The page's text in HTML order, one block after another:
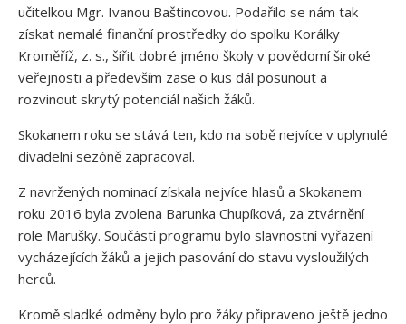
učitelkou Mgr. Ivanou Baštincovou. Podařilo se nám tak
získat nemalé finanční prostředky do spolku Korálky
Kroměříž, z. s., šířit dobré jméno školy v povědomí široké
veřejnosti a především zase o kus dál posunout a
rozvinout skrytý potenciál našich žáků.
Skokanem roku se stává ten, kdo na sobě nejvíce v uplynulé
divadelní sezóně zapracoval.
Z navržených nominací získala nejvíce hlasů a Skokanem
roku 2016 byla zvolena Barunka Chupíková, za ztvárnění
role Marušky. Součástí programu bylo slavnostní vyřazení
vycházejících žáků a jejich pasování do stavu vysloužilých
herců.
Kromě sladké odměny bylo pro žáky připraveno ještě jedno